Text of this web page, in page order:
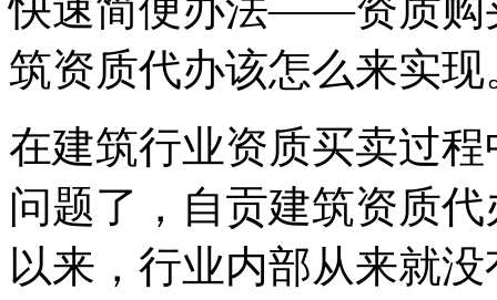
筑资质代办该怎么来实现
在建筑行业资质买卖过
问题了，自贡建筑资质
以来，行业内部从来就